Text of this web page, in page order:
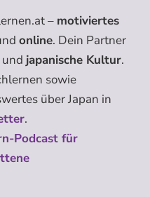
– motiviertes
online. Dein Partner
und japanische Kultur.
sowie
über Japan in
.
Podcast für